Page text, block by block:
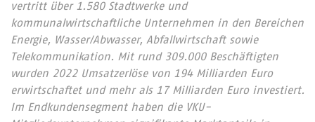
vertritt über 1.580 Stadtwerke und
kommunalwirtschaftliche Unternehmen in den Bereichen
Energie, Wasser/Abwasser, Abfallwirtschaft sowie
Telekommunikation. Mit rund 309.000 Beschäftigten
wurden 2022 Umsatzerlöse von 194 Milliarden Euro
erwirtschaftet und mehr als 17 Milliarden Euro investiert.
Im Endkundensegment haben die VKU-